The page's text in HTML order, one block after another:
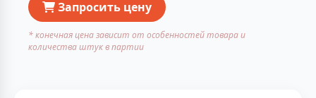
Запросить цену
* конечная цена зависит от особенностей товара и
количества штук в партии